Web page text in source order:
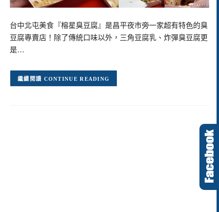
台中北屯美食『榕星臭豆腐』是昌平夜市旁一家超有特色的臭
豆腐專賣店！除了傳統口味以外，三角豆腐乳、炸彈臭豆腐更
是…
CONTINUE READING